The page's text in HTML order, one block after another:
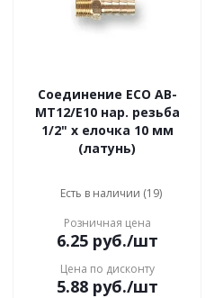
Соединение ECO AB-
MT12/E10 нар. резьба
1/2" х елочка 10 мм
(латунь)
Есть в наличии (19)
Розничная цена
6.25руб./шт
Цена по дисконту
5.88руб./шт